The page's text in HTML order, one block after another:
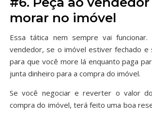
morar no imóvel
Essa tática nem sempre vai
vendedor, se o imóvel estiver fechado e
para que você more lá enquanto paga
junta dinheiro para a compra do imóvel.
Se você negociar e reverter o valor
compra do imóvel, terá feito uma boa